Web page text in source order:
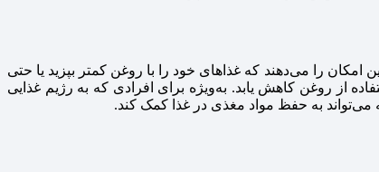
را می‌دهند که غذاهای خود را با روغن کمتر بپزید یا حتی
از روغن کاهش یابد. به‌ویژه برای افرادی که به رژیم غذایی
می‌تواند به حفظ مواد مغذی در غذا کمک کند.